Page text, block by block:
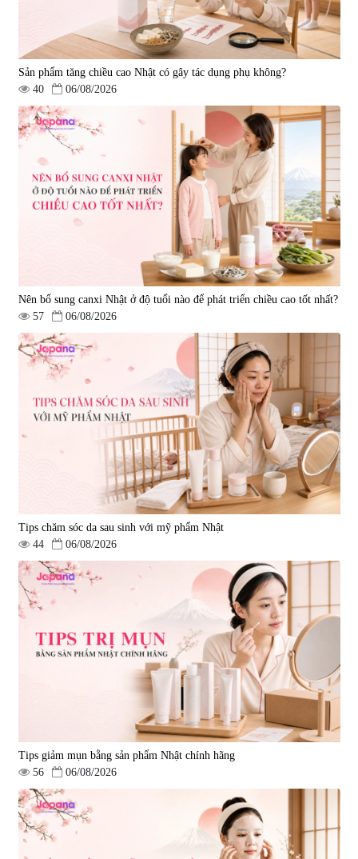
Sản phẩm tăng chiều cao Nhật có gây tác dụng phụ không?
40
06/08/2026
Nên bổ sung canxi Nhật ở độ tuổi nào để phát triển chiều cao tốt nhất?
57
06/08/2026
Tips chăm sóc da sau sinh với mỹ phẩm Nhật
44
06/08/2026
Tips giảm mụn bằng sản phẩm Nhật chính hãng
56
06/08/2026